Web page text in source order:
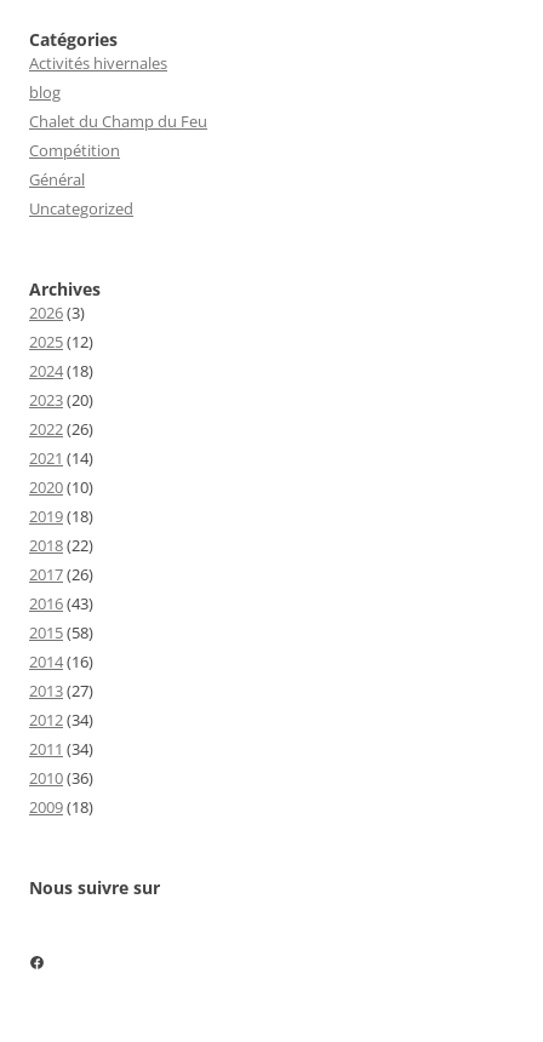
Catégories
Activités hivernales
blog
Chalet du Champ du Feu
Compétition
Général
Uncategorized
Archives
2026(3)
2025(12)
2024(18)
2023(20)
2022(26)
2021 (14)
2020(10)
2019(18)
2018(22)
2017(26)
2016(43)
2015(58)
2014(16)
2013(27)
2012(34)
2011 (34)
2010(36)
2009(18)
Nous suivre sur
Nous suivre sur Facebook